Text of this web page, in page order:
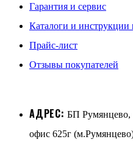
Гарантия и сервис
Каталоги и инструкции
Прайс-лист
Отзывы покупателей
АДРЕС: БП Румянцево,
офис 625г